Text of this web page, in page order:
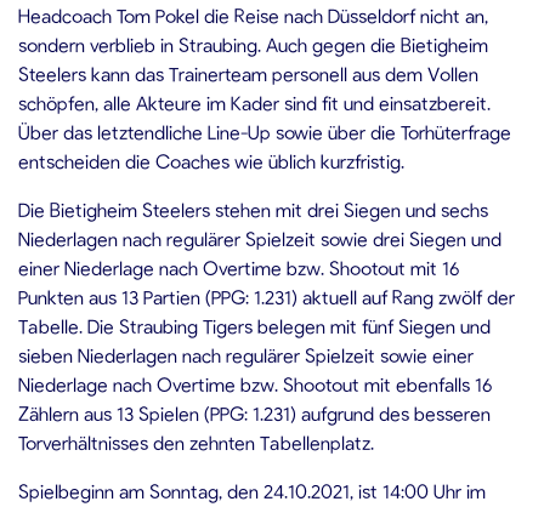
Headcoach Tom Pokel die Reise nach Düsseldorf nicht an,
sondern verblieb in Straubing. Auch gegen die Bietigheim
Steelers kann das Trainerteam personell aus dem Vollen
schöpfen, alle Akteure im Kader sind fit und einsatzbereit.
Über das letztendliche Line-Up sowie über die Torhüterfrage
entscheiden die Coaches wie üblich kurzfristig.
Die Bietigheim Steelers stehen mit drei Siegen und sechs
Niederlagen nach regulärer Spielzeit sowie drei Siegen und
einer Niederlage nach Overtime bzw. Shootout mit 16
Punkten aus 13 Partien (PPG: 1.231) aktuell auf Rang zwölf der
Tabelle. Die Straubing Tigers belegen mit fünf Siegen und
sieben Niederlagen nach regulärer Spielzeit sowie einer
Niederlage nach Overtime bzw. Shootout mit ebenfalls 16
Zählern aus 13 Spielen (PPG: 1.231) aufgrund des besseren
Torverhältnisses den zehnten Tabellenplatz.
Spielbeginn am Sonntag, den 24.10.2021, ist 14:00 Uhr im